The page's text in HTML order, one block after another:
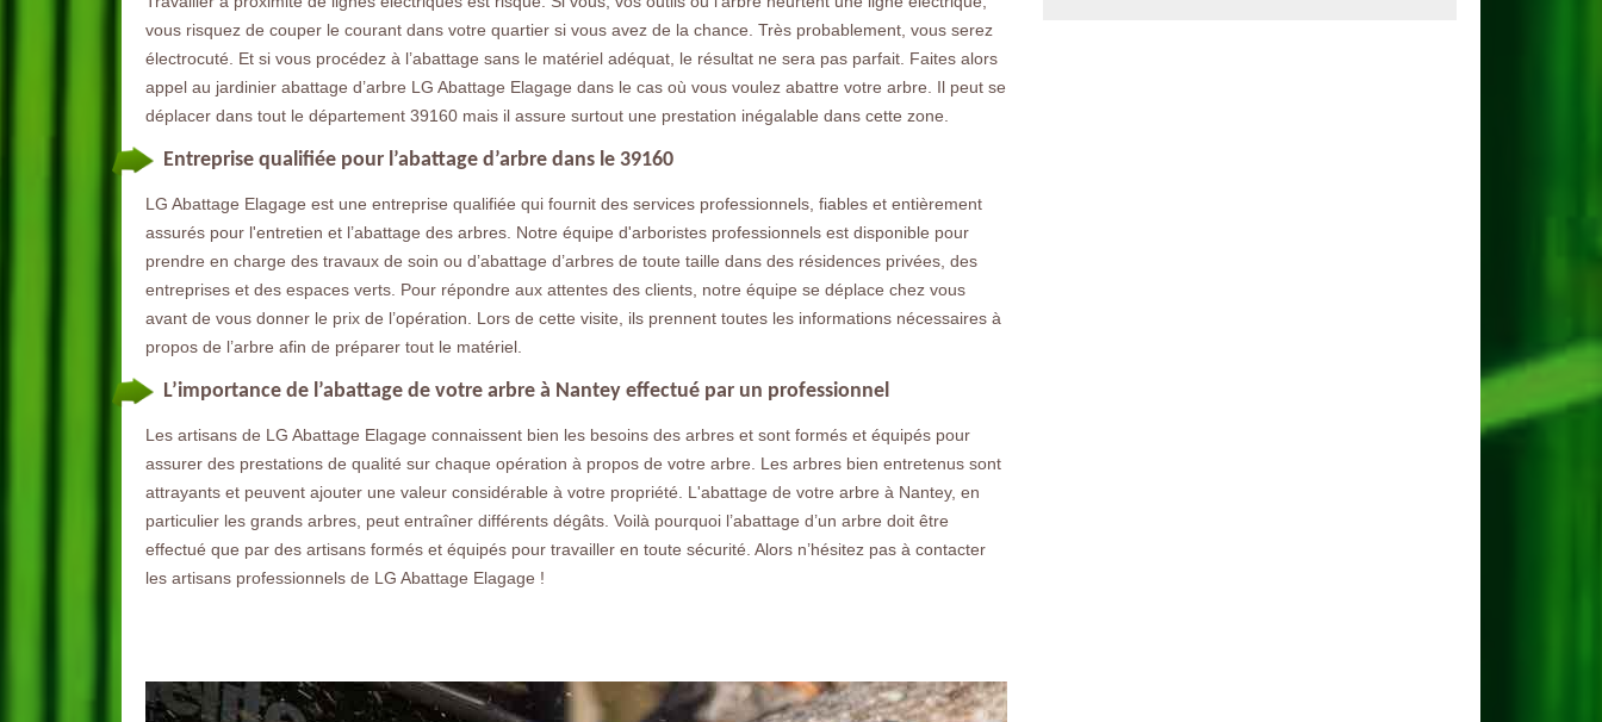
vous risquez de couper le courant dans votre quartier si vous avez de la chance. Très probablement, vous serez
électrocuté. Et si vous procédez à l’abattage sans le matériel adéquat, le résultat ne sera pas parfait. Faites alors
appel au jardinier abattage d’arbre LG Abattage Elagage dans le cas où vous voulez abattre votre arbre. Il peut se
déplacer dans tout le département 39160 mais il assure surtout une prestation inégalable dans cette zone.
Entreprise qualifiée pour l’abattage d’arbre dans le 39160
LG Abattage Elagage est une entreprise qualifiée qui fournit des services professionnels, fiables et entièrement
assurés pour l'entretien et l’abattage des arbres. Notre équipe d'arboristes professionnels est disponible pour
prendre en charge des travaux de soin ou d’abattage d’arbres de toute taille dans des résidences privées, des
entreprises et des espaces verts. Pour répondre aux attentes des clients, notre équipe se déplace chez vous
avant de vous donner le prix de l’opération. Lors de cette visite, ils prennent toutes les informations nécessaires à
propos de l’arbre afin de préparer tout le matériel.
L’importance de l’abattage de votre arbre à Nantey effectué par un professionnel
Les artisans de LG Abattage Elagage connaissent bien les besoins des arbres et sont formés et équipés pour
assurer des prestations de qualité sur chaque opération à propos de votre arbre. Les arbres bien entretenus sont
attrayants et peuvent ajouter une valeur considérable à votre propriété. L'abattage de votre arbre à Nantey, en
particulier les grands arbres, peut entraîner différents dégâts. Voilà pourquoi l’abattage d’un arbre doit être
effectué que par des artisans formés et équipés pour travailler en toute sécurité. Alors n’hésitez pas à contacter
les artisans professionnels de LG Abattage Elagage !